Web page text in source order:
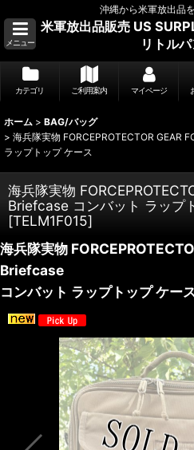
沖縄から米軍放出品
メニュー
米軍放出品販売 US
リトル
カテゴリ ご利用案内 マイページ
ホーム > BAG/バッグ
> 海兵隊実物 FORCEPROTECTOR GEAR
ラップトップ ケース
海兵隊実物
Briefcase コンバット ラップ
[TELM1F015]
海兵隊実物
Briefcase
コンバット ラップトップ ケー